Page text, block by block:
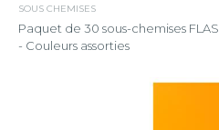
SOUS CHEMISES
Paquet de 30 sous-chemises
- Couleurs assorties